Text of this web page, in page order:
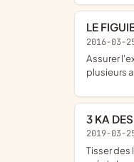
LE
2016-03-
assurer l'exercice public du culte musulman ; gérer un lieu de culte musulman ; dispenses des cours religieux et de langue arabe ; promouvoir la religion musulmane à travers
plusieurs
3 KA
2019-03-
tisser des liens, faciliter les échanges avec tous dans notre ville ; créer la mixité sociale autour des activités culturelles, éducatives et artistiques ; faire la promotion de la culture